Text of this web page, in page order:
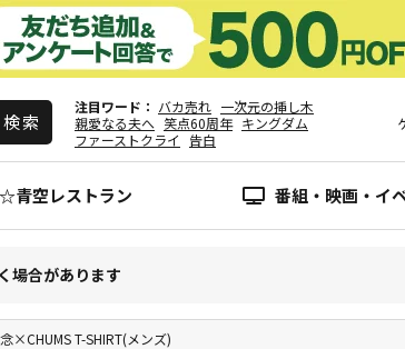
注目ワード バカ売れ 一次元の挿し木
親愛なる夫へ 笑点60周年 キングダム
ファーストクライ
告白
青空レストラン 番組・映画・イ
場合があります
×CHUMS T-SHIRT(メンズ)